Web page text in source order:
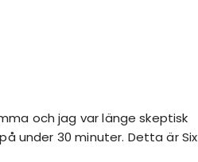
och jag var länge skeptisk
under 30 minuter. Detta är Six